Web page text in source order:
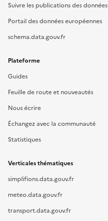
Suivre les publications des données
Portail des données européennes
schema.data.gouv.fr
Plateforme
Guides
Feuille de route et nouveautés
Nous écrire
Échangez avec la communauté
Statistiques
Verticales thématiques
simplifions.data.gouv.fr
meteo.data.gouv.fr
transport.data.gouv.fr